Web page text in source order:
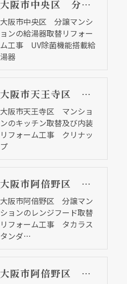
大阪市中央区 分譲マンションの給湯器取替リフォーム工事 UV除菌機能搭載給湯器
大阪市中央区 分譲マンシ
ョンの給湯器取替リフォー
ム工事 UV除菌機能搭載給
湯器
大阪市天王寺区 マンションのキッチン取替及び内装リフォーム工事 クリナップ
大阪市天王寺区 マンショ
ンのキッチン取替及び内装
リフォーム工事 クリナッ
プ
大阪市阿倍野区 分譲マンションのレンジフード取替リフォーム工事 タカラスタンダード
大阪市阿倍野区 分譲マン
ションのレンジフード取替
リフォーム工事 タカラス
タンダ…
大阪市阿倍野区 分譲マンションのトイレ取替リフォーム工事 ピュアレストＭＲ